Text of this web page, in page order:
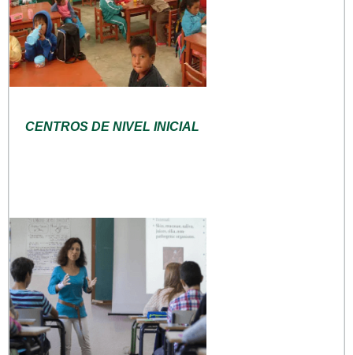
CENTROS DE NIVEL INICIAL